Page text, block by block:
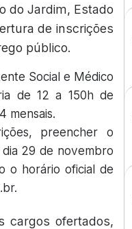
do Jardim, Estado
de inscrições
público.
Social e Médico
de 12 a 150h de
mensais.
preencher o
29 de novembro
o horário oficial de
cargos ofertados,